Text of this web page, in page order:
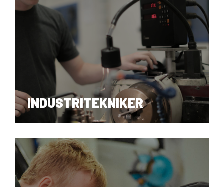
INDUSTRIOPERATØR
INDUSTRITEKNIKER